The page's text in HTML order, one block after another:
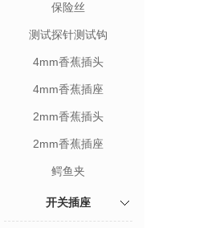
保险丝
测试探针测试钩
4mm香蕉插头
4mm香蕉插座
2mm香蕉插头
2mm香蕉插座
鳄鱼夹
开关插座